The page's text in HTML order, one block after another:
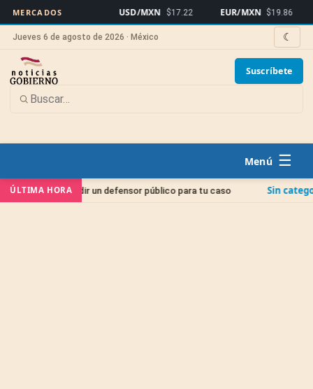
MERCADOS USD/MXN $17.22 EUR/MXN $19.86
Jueves 6 de agosto de 2026 · México ☾
Suscríbete
☰
ÚLTIMA HORA
un defensor público para tu caso Sin categoría Juicio de